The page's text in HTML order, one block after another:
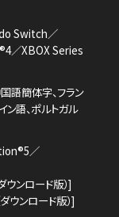
Switch／
／XBOX Series
語簡体字、フラン
ン語、ポルトガル
／
ンロード版）]
ンロード版）]